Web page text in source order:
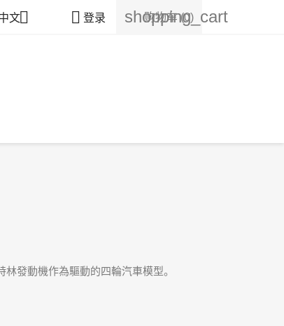
文  登录 shopping_cart
购物车 (0)
發動機作為驅動的四輪汽車模型。